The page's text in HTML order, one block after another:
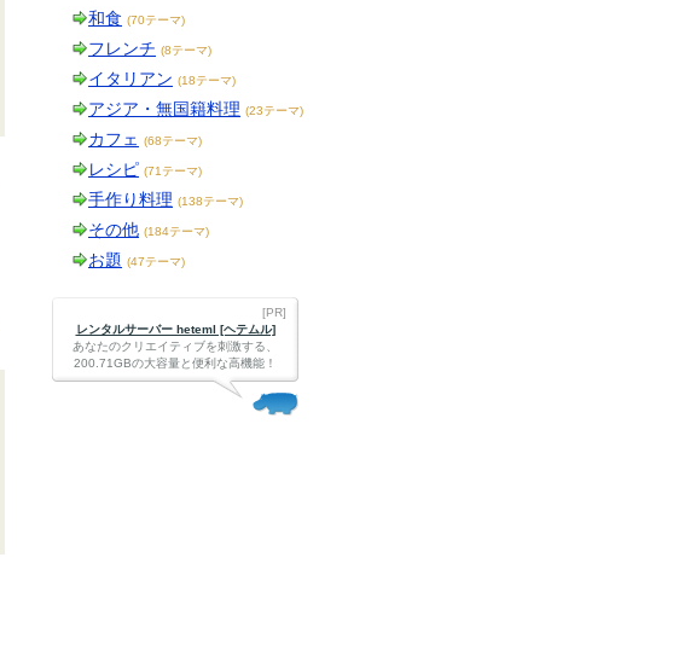
和食 (70テーマ)
フレンチ (8テーマ)
イタリアン (18テーマ)
アジア・無国籍料理 (23テーマ)
カフェ (68テーマ)
レシピ (71テーマ)
手作り料理 (138テーマ)
その他 (184テーマ)
お題 (47テーマ)
[PR]
レンタルサーバー heteml [ヘテムル]
あなたのクリエイティブを刺激する、
200.71GBの大容量と便利な高機能！